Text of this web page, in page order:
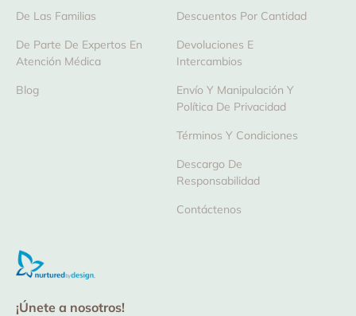
De Las Familias
De Parte De Expertos En
Atención Médica
Blog
Descuentos Por Cantidad
Devoluciones E
Intercambios
Envío Y Manipulación Y
Política De Privacidad
Términos Y Condiciones
Descargo De
Responsabilidad
Contáctenos
¡Únete a nosotros!